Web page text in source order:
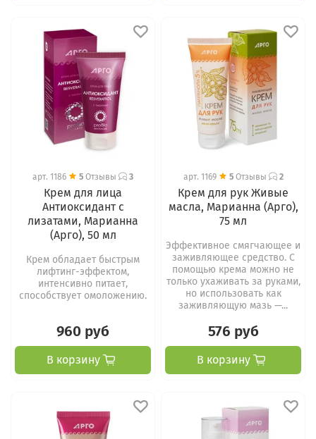
арт. 1186 5 Отзывы 3
Крем для лица
Антиоксидант с
лизатами, Марианна
(Арго), 50 мл
Крем обладает быстрым
лифтинг-эффектом,
интенсивно питает,
способствует омоложению.
960 руб
В корзину
арт. 1169 5Отзывы 2
Крем для рук Живые
масла, Марианна (Арго),
75 мл
Эффективное смягчающее и
заживляющее средство. С
помощью крема можно не
только ухаживать за руками,
но использовать как
заживляющую мазь —...
576 руб
В корзину